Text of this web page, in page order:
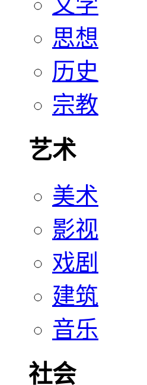
思想
历史
宗教
艺术
美术
影视
戏剧
建筑
音乐
社会